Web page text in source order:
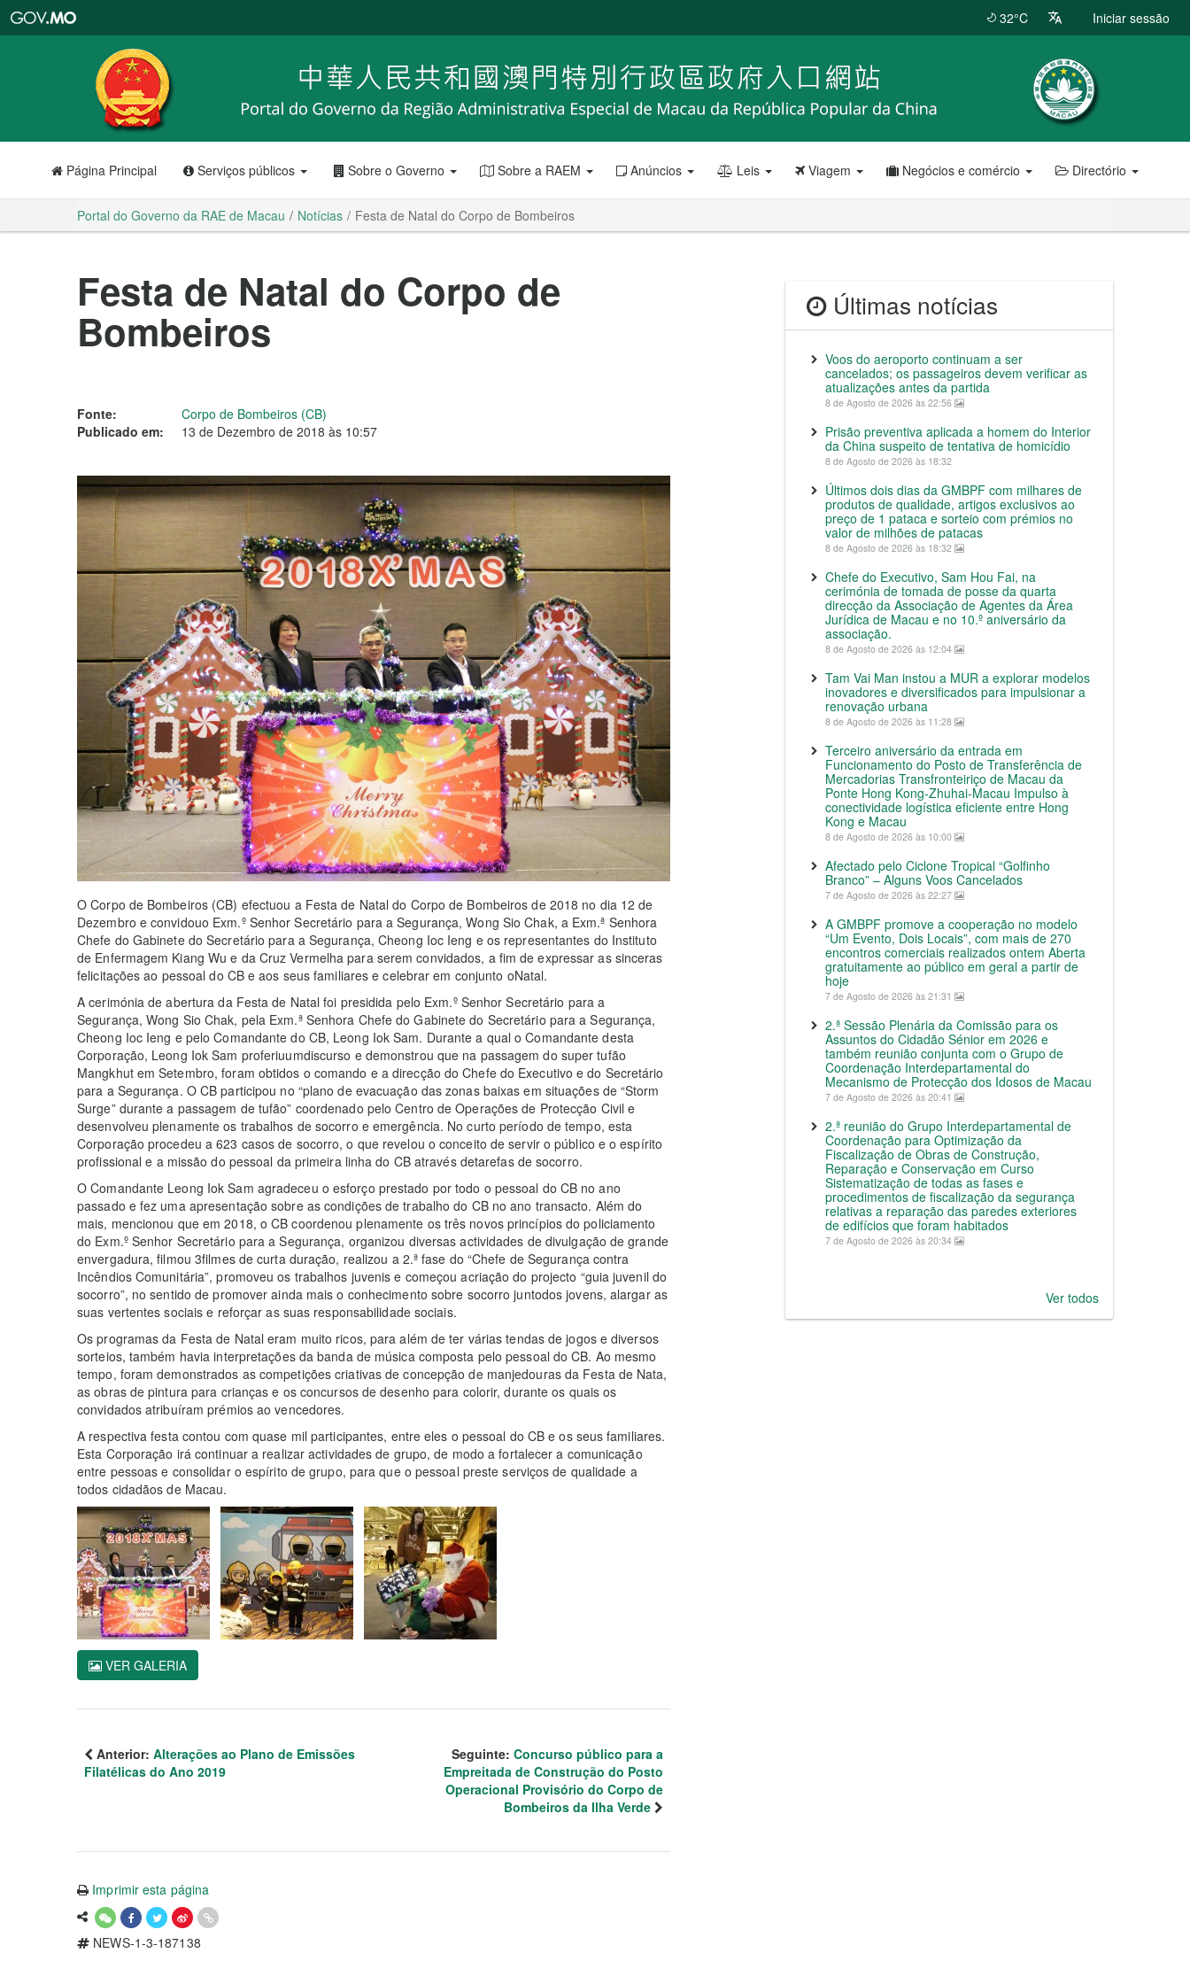
RAE
de
Macau
32°C Iniciar sessão
Página Principal Serviços públicos Sobre o Governo Sobre a RAEM Anúncios Leis Viagem Negócios e comércio Directório
Portal do Governo da RAE de Macau Notícias Festa de Natal do Corpo de Bombeiros
Festa de Natal do Corpo de
Bombeiros
Fonte:
Corpo de Bombeiros (CB)
Publicado em:
13 de Dezembro de 2018 às 10:57
O Corpo de Bombeiros (CB) efectuou a Festa de Natal do Corpo de Bombeiros de 2018 no dia 12 de
Dezembro e convidouo Exm.º Senhor Secretário para a Segurança, Wong Sio Chak, a Exm.ª Senhora
Chefe do Gabinete do Secretário para a Segurança, Cheong Ioc Ieng e os representantes do Instituto
de Enfermagem Kiang Wu e da Cruz Vermelha para serem convidados, a fim de expressar as sinceras
felicitações ao pessoal do CB e aos seus familiares e celebrar em conjunto oNatal.
A cerimónia de abertura da Festa de Natal foi presidida pelo Exm.º Senhor Secretário para a
Segurança, Wong Sio Chak, pela Exm.ª Senhora Chefe do Gabinete do Secretário para a Segurança,
Cheong Ioc Ieng e pelo Comandante do CB, Leong Iok Sam. Durante a qual o Comandante desta
Corporação, Leong Iok Sam proferiuumdiscurso e demonstrou que na passagem do super tufão
Mangkhut em Setembro, foram obtidos o comando e a direcção do Chefe do Executivo e do Secretário
para a Segurança. O CB participou no “plano de evacuação das zonas baixas em situações de “Storm
Surge” durante a passagem de tufão” coordenado pelo Centro de Operações de Protecção Civil e
desenvolveu plenamente os trabalhos de socorro e emergência. No curto período de tempo, esta
Corporação procedeu a 623 casos de socorro, o que revelou o conceito de servir o público e o espírito
profissional e a missão do pessoal da primeira linha do CB através detarefas de socorro.
O Comandante Leong Iok Sam agradeceu o esforço prestado por todo o pessoal do CB no ano
passado e fez uma apresentação sobre as condições de trabalho do CB no ano transacto. Além do
mais, mencionou que em 2018, o CB coordenou plenamente os três novos princípios do policiamento
do Exm.º Senhor Secretário para a Segurança, organizou diversas actividades de divulgação de grande
envergadura, filmou 3filmes de curta duração, realizou a 2.ª fase do “Chefe de Segurança contra
Incêndios Comunitária”, promoveu os trabalhos juvenis e começou acriação do projecto “guia juvenil do
socorro”, no sentido de promover ainda mais o conhecimento sobre socorro juntodos jovens, alargar as
suas vertentes sociais e reforçar as suas responsabilidade sociais.
Os programas da Festa de Natal eram muito ricos, para além de ter várias tendas de jogos e diversos
sorteios, também havia interpretações da banda de música composta pelo pessoal do CB. Ao mesmo
tempo, foram demonstrados as competições criativas de concepção de manjedouras da Festa de Nata,
as obras de pintura para crianças e os concursos de desenho para colorir, durante os quais os
convidados atribuíram prémios ao vencedores.
A respectiva festa contou com quase mil participantes, entre eles o pessoal do CB e os seus familiares.
Esta Corporação irá continuar a realizar actividades de grupo, de modo a fortalecer a comunicação
entre pessoas e consolidar o espírito de grupo, para que o pessoal preste serviços de qualidade a
todos cidadãos de Macau.
VER GALERIA
Anterior: Alterações ao Plano de Emissões
Filatélicas do Ano 2019
Seguinte: Concurso público para a
Empreitada de Construção do Posto
Operacional Provisório do Corpo de
Bombeiros da Ilha Verde
Imprimir esta página
NEWS-1-3-187138
Últimas notícias
Voos do aeroporto continuam a ser
cancelados; os passageiros devem verificar as
atualizações antes da partida
8 de Agosto de 2026 às 22:56
Prisão preventiva aplicada a homem do Interior
da China suspeito de tentativa de homicídio
8 de Agosto de 2026 às 18:32
Últimos dois dias da GMBPF com milhares de
produtos de qualidade, artigos exclusivos ao
preço de 1 pataca e sorteio com prémios no
valor de milhões de patacas
8 de Agosto de 2026 às 18:32
Chefe do Executivo, Sam Hou Fai, na
cerimónia de tomada de posse da quarta
direcção da Associação de Agentes da Área
Jurídica de Macau e no 10.º aniversário da
associação.
8 de Agosto de 2026 às 12:04
Tam Vai Man instou a MUR a explorar modelos
inovadores e diversificados para impulsionar a
renovação urbana
8 de Agosto de 2026 às 11:28
Terceiro aniversário da entrada em
Funcionamento do Posto de Transferência de
Mercadorias Transfronteiriço de Macau da
Ponte Hong Kong-Zhuhai-Macau Impulso à
conectividade logística eficiente entre Hong
Kong e Macau
8 de Agosto de 2026 às 10:00
Afectado pelo Ciclone Tropical “Golfinho
Branco” – Alguns Voos Cancelados
7 de Agosto de 2026 às 22:27
A GMBPF promove a cooperação no modelo
“Um Evento, Dois Locais”, com mais de 270
encontros comerciais realizados ontem Aberta
gratuitamente ao público em geral a partir de
hoje
7 de Agosto de 2026 às 21:31
2.ª Sessão Plenária da Comissão para os
Assuntos do Cidadão Sénior em 2026 e
também reunião conjunta com o Grupo de
Coordenação Interdepartamental do
Mecanismo de Protecção dos Idosos de Macau
7 de Agosto de 2026 às 20:41
2.ª reunião do Grupo Interdepartamental de
Coordenação para Optimização da
Fiscalização de Obras de Construção,
Reparação e Conservação em Curso
Sistematização de todas as fases e
procedimentos de fiscalização da segurança
relativas a reparação das paredes exteriores
de edifícios que foram habitados
7 de Agosto de 2026 às 20:34
Ver todos